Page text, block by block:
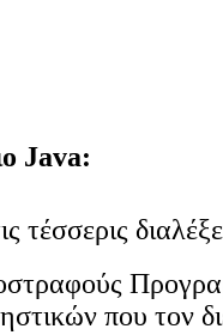
Java:
που τον